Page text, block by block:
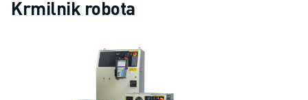
KONTAKT
Krmilnik robota